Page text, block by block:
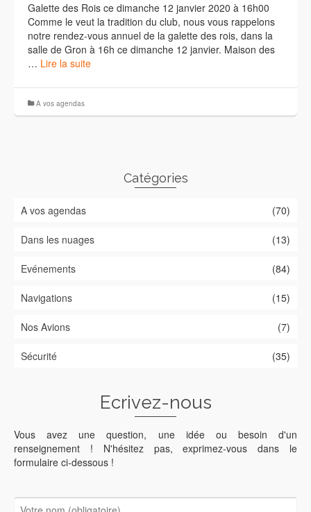
Galette des Rois ce dimanche 12 janvier 2020 à 16h00
Comme le veut la tradition du club, nous vous rappelons
notre rendez-vous annuel de la galette des rois, dans la
salle de Gron à 16h ce dimanche 12 janvier. Maison des
… Lire la suite
A vos agendas
Catégories
A vos agendas (70)
Dans les nuages (13)
Evénements (84)
Navigations (15)
Nos Avions (7)
Sécurité (35)
Ecrivez-nous
Vous avez une question, une idée ou besoin d'un
renseignement ! N'hésitez pas, exprimez-vous dans le
formulaire ci-dessous !